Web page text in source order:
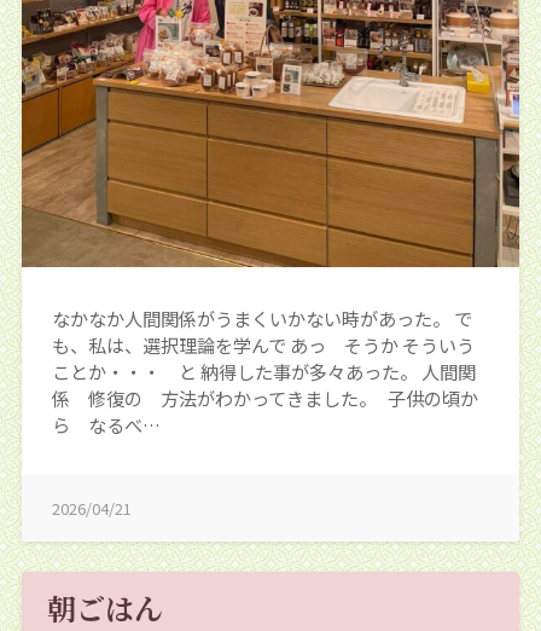
なかなか人間関係がうまくいかない時があった。 で
も、私は、選択理論を学んで あっ そうか そういう
ことか・・・ と 納得した事が多々あった。 人間関
係 修復の 方法がわかってきました。 子供の頃か
ら なるべ…
2026/04/21
朝ごはん